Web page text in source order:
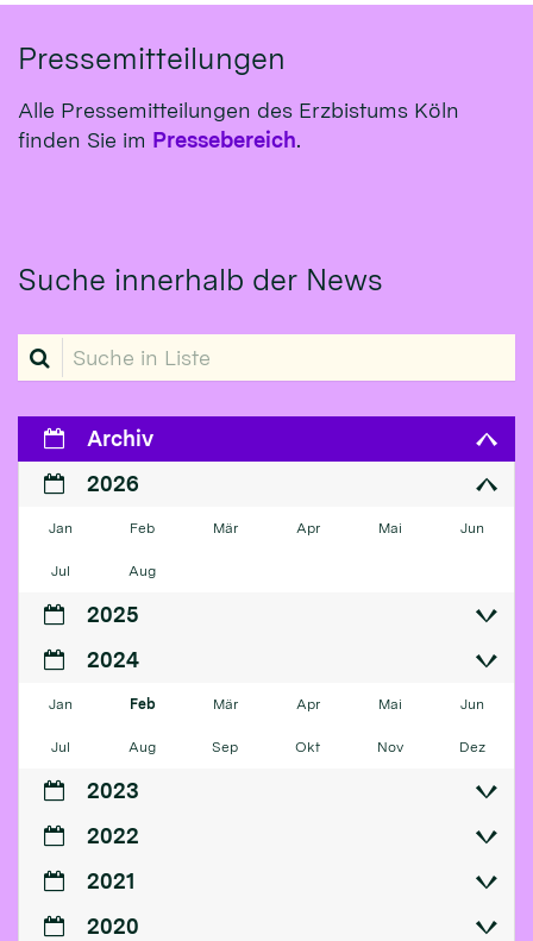
Pressemitteilungen
Alle Pressemitteilungen des Erzbistums Köln
finden Sie im Pressebereich.
Suche innerhalb der News
Suche in Liste
Archiv
2026
Jan Feb Mär Apr Mai Jun
Jul Aug
2025
2024
Jan Feb Mär Apr Mai Jun
Jul Aug Sep Okt Nov Dez
2023
2022
2021
2020